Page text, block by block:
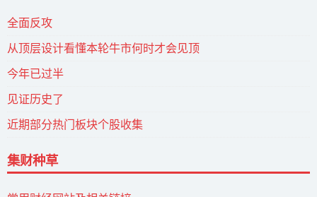
全面反攻
从顶层设计看懂本轮牛市何时才会见顶
今年已过半
见证历史了
近期部分热门板块个股收集
集财种草